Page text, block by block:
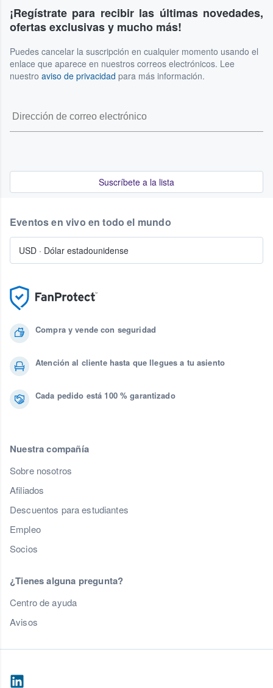
¡Regístrate para recibir las últimas novedades,
ofertas exclusivas y mucho más!
Puedes cancelar la suscripción en cualquier momento usando el
enlace que aparece en nuestros correos electrónicos. Lee
nuestro aviso de privacidad para más información.
Suscríbete a la lista
Compra y vende con seguridad
Atención al cliente hasta que llegues a tu asiento
Cada pedido está 100 % garantizado
Nuestra compañía
Sobre nosotros
Afiliados
Descuentos para estudiantes
Empleo
Socios
¿Tienes alguna pregunta?
Centro de ayuda
Avisos
Eventos en vivo en todo el mundo
USD · Dólar estadounidense